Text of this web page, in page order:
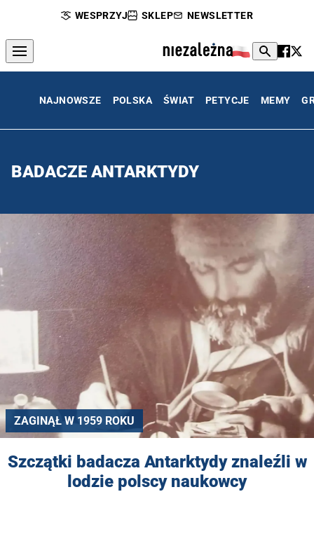
WESPRZYJ SKLEP NEWSLETTER
NAJNOWSZE POLSKA ŚWIAT PETYCJE MEMY
BADACZE ANTARKTYDY
ZAGINĄŁ W 1959 ROKU
Szczątki badacza Antarktydy znaleźli w
lodzie polscy naukowcy